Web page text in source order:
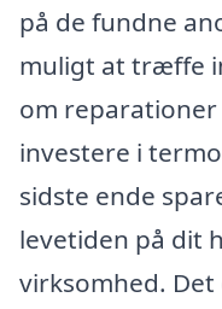
på de fundne
muligt at træffe
om
investere i
sidste ende
levetiden på dit
virksomhed.